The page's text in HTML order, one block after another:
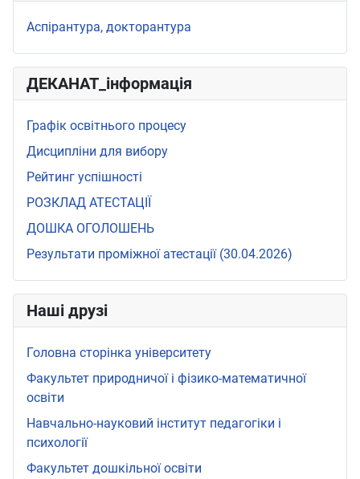
Аспірантура, докторантура
ДЕКАНАТ_інформація
Графік освітнього процесу
Дисципліни для вибору
Рейтинг успішності
РОЗКЛАД АТЕСТАЦІЇ
ДОШКА ОГОЛОШЕНЬ
Результати проміжної атестації (30.04.2026)
Наші друзі
Головна сторінка університету
Факультет природничої і фізико-математичної
освіти
Навчально-науковий інститут педагогіки і
психології
Факультет дошкільної освіти